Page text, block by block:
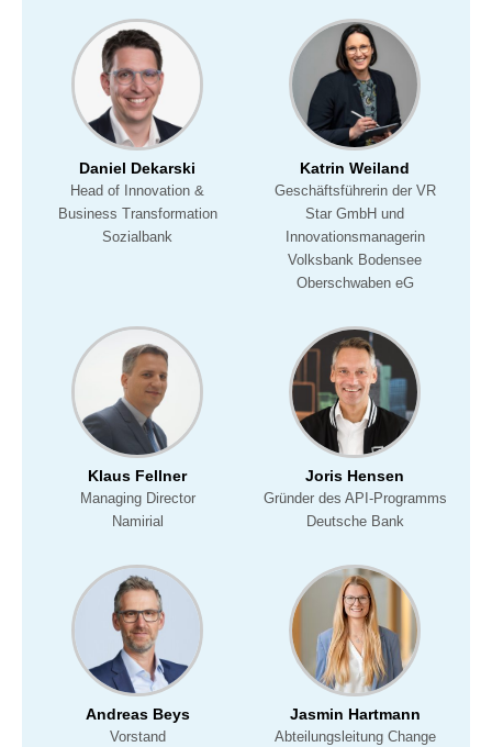
Daniel Dekarski
Head of Innovation &
Business Transformation
Sozialbank
Katrin Weiland
Geschäftsführerin der VR
Star GmbH und
Innovationsmanagerin
Volksbank Bodensee
Oberschwaben eG
Klaus Fellner
Managing Director
Namirial
Joris Hensen
Gründer des API-Programms
Deutsche Bank
Andreas Beys
Vorstand
Jasmin Hartmann
Abteilungsleitung Change